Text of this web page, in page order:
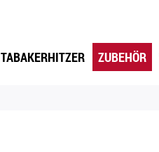
TABAKERHITZER ZUBEHÖR